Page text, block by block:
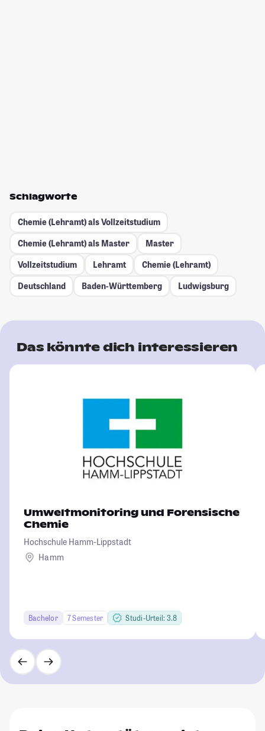
Schlagworte
Chemie (Lehramt) als Vollzeitstudium
Chemie (Lehramt) als Master
Master
Vollzeitstudium
Lehramt
Chemie (Lehramt)
Deutschland
Baden-Württemberg Ludwigsburg
Das könnte dich interessieren
Umweltmonitoring und Forensische
Chemie
Hochschule Hamm-Lippstadt
Hamm
Bachelor 7 Semester Studi-Urteil: 3.8